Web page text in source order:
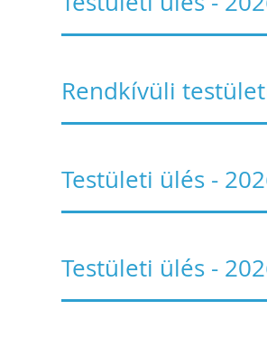
Rendkívüli
Testületi ülés -
Testületi ülés -